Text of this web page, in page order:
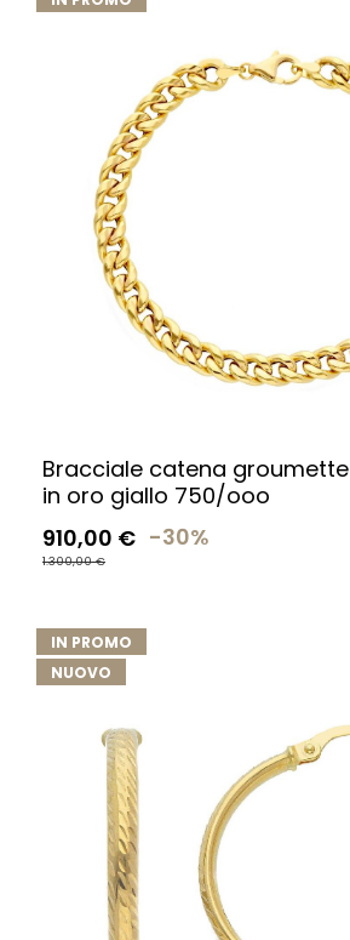
Bracciale catena groumette
in oro giallo 750/ooo
910,00 € -30%
1.300,00 €
IN PROMO
NUOVO